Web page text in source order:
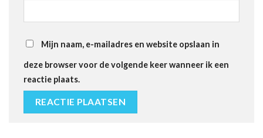
Mijn naam, e-mailadres en website opslaan in
deze browser voor de volgende keer wanneer ik een
reactie plaats.